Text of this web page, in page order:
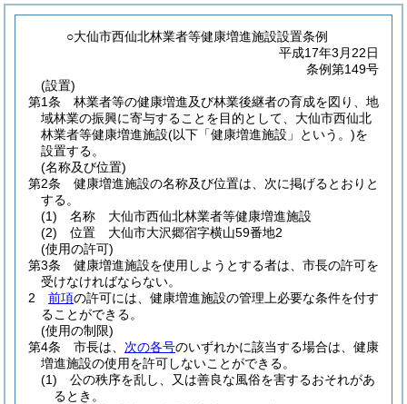
○大仙市西仙北林業者等健康増進施設設置条例
平成17年3月22日
条例第149号
(設置)
第1条
林業者等の健康増進及び林業後継者の育成を図り、地
域林業の振興に寄与することを目的として、大仙市西仙北
林業者等健康増進施設(以下「健康増進施設」という。)を
設置する。
(名称及び位置)
第2条
健康増進施設の名称及び位置は、次に掲げるとおりと
する。
(1)
名称 大仙市西仙北林業者等健康増進施設
(2)
位置 大仙市大沢郷宿字横山59番地2
(使用の許可)
第3条
健康増進施設を使用しようとする者は、市長の許可を
受けなければならない。
2
前項の許可には、健康増進施設の管理上必要な条件を付す
ることができる。
(使用の制限)
第4条
市長は、 次の各号のいずれかに該当する場合は、健康
増進施設の使用を許可しないことができる。
(1)
公の秩序を乱し、又は善良な風俗を害するおそれがあ
るとき。